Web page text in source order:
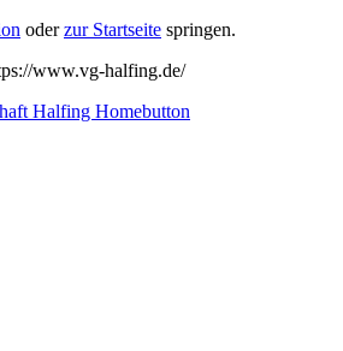
oderzur Startseite springen.
www.vg-halfing.de/